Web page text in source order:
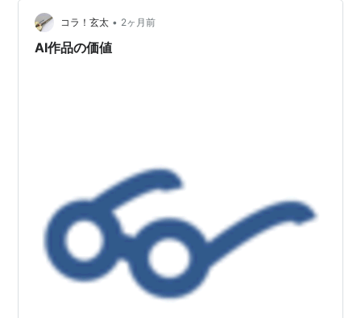
ガーソングライター 自ら作曲・作詞して 歌うソロアーテ
ィスト …
コラ！玄太 • 2ヶ月前
AI作品の価値